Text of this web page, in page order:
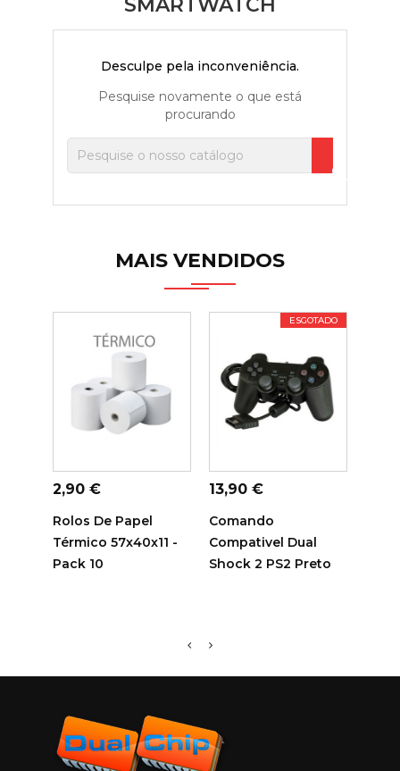
Desculpe pela inconveniência.
Pesquise novamente o que está
procurando

MAIS VENDIDOS
CARRINHO
Preço
2,90 €
Rolos De Papel
Térmico 57x40x11 -
Pack 10
ESGOTADO
CARRINHO
Preço
13,90 €
Comando
Compativel Dual
Shock 2 PS2 Preto